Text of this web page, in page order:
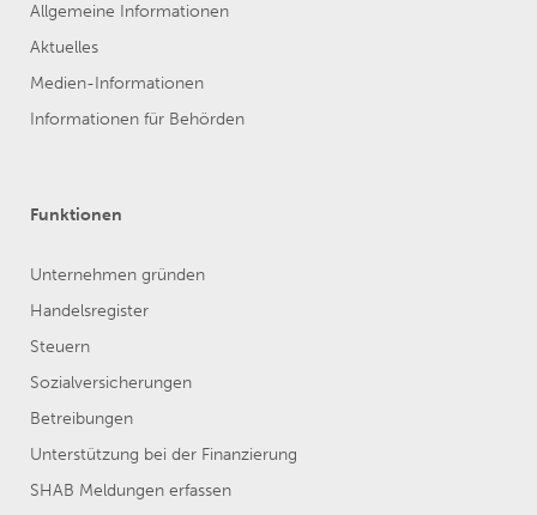
Allgemeine Informationen
Aktuelles
Medien-Informationen
Informationen für Behörden
Funktionen
Unternehmen gründen
Handelsregister
Steuern
Sozialversicherungen
Betreibungen
Unterstützung bei der Finanzierung
SHAB Meldungen erfassen